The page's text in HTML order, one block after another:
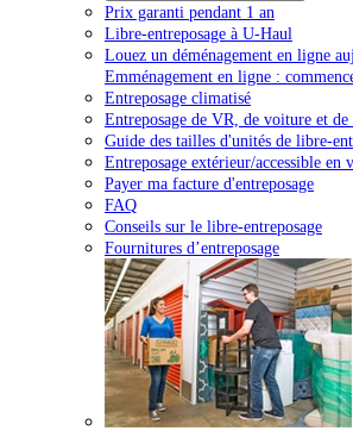
Prix garanti pendant 1 an
Libre-entreposage à U-Haul
Louez un déménagement en ligne
Emménagement en ligne :
Entreposage climatisé
Entreposage de VR, de voiture et de
Guide des tailles d'unités de libre-
Entreposage extérieur/accessible en
Payer ma facture d'entreposage
FAQ
Conseils sur le libre-entreposage
Fournitures d’entreposage